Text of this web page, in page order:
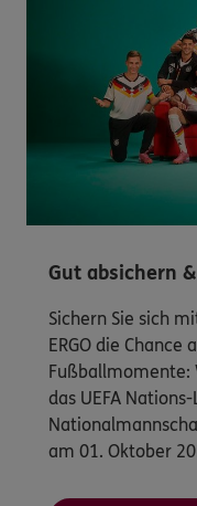
Gut absichern
Sichern Sie sich
ERGO die Chance
Fußballmomente:
das UEFA
am 01. Oktober